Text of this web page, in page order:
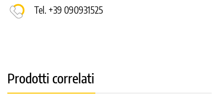
Tel. +39 090931525
Prodotti correlati